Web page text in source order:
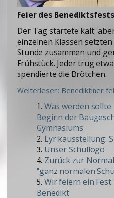
Feier des Benediktsfests
Der Tag startete kalt,
einzelnen Klassen
Stunde zusammen und
Frühstück. Jeder trug
spendierte die Brötchen.
Weiterlesen: Benediktiner
Was werden
Beginn der
Gymnasiums
Lyrikausstellung:
Unser Schullogo
Zurück zur
"ganz normalen
Wir feiern ein Fest
Benedikt